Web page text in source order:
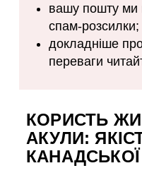
вашу пошту ми
спам-розсилки;
докладніше
переваги
КОРИСТЬ
АКУЛИ: